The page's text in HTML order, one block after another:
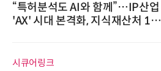
“특허분석도 AI와 함께”…IP산업
'AX' 시대 본격화, 지식재산처 1호
시큐어링크